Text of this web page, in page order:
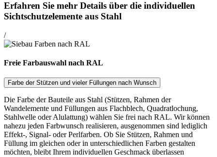
Erfahren Sie mehr Details über die individuellen
Sichtschutzelemente aus Stahl
/
Freie Farbauswahl nach RAL
Farbe der Stützen und vieler Füllungen nach Wunsch
Die Farbe der Bauteile aus Stahl (Stützen, Rahmen der
Wandelemente und Füllungen aus Flachblech, Quadratlochung,
Stahlwelle oder Alulattung) wählen Sie frei nach RAL. Wir können
nahezu jeden Farbwunsch realisieren, ausgenommen sind lediglich
Effekt-, Signal- oder Perlfarben. Ob Sie Stützen, Rahmen und
Füllung im gleichen oder in unterschiedlichen Farben gestalten
möchten, bleibt Ihrem individuellen Geschmack überlassen